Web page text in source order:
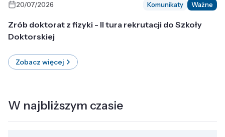
20/07/2026 Komunikaty Ważne
Zrób doktorat z fizyki - II tura rekrutacji do Szkoły
Doktorskiej
Zobacz więcej
W najbliższym czasie